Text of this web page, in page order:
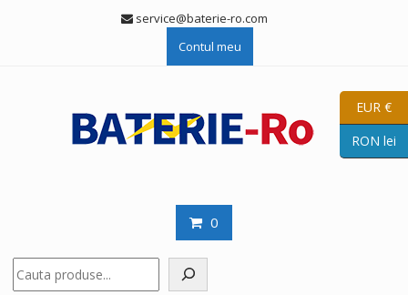
service@baterie-ro.com
Contul meu
0
EUR €
RON lei